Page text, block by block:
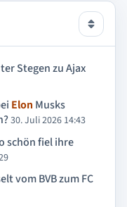
Stegen zu Ajax
Elon Musks
30. Juli 2026 14:43
schön fiel ihre
vom BVB zum FC